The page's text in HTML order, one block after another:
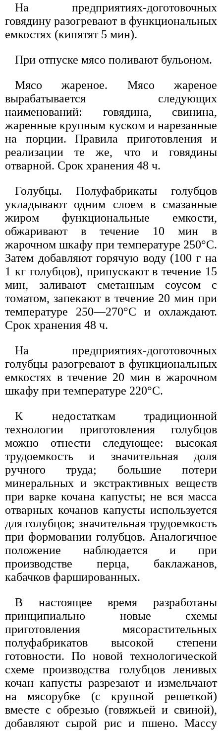
На предприятиях-доготовочных
говядину разогревают в функциональных
емкостях (кипятят 5 мин).
При отпуске мясо поливают бульоном.
Мясо жареное. Мясо жареное
вырабатывается следующих
наименований: говядина, свинина,
жаренные крупным куском и нарезанные
на порции. Правила приготовления и
реализации те же, что и говядины
отварной. Срок хранения 48 ч.
Голубцы. Полуфабрикаты голубцов
укладывают одним слоем в смазанные
жиром функциональные емкости,
обжаривают в течение 10 мин в
жарочном шкафу при температуре 250°С.
Затем добавляют горячую воду (100 г на
1 кг голубцов), припускают в течение 15
мин, заливают сметанным соусом с
томатом, запекают в течение 20 мин при
температуре 250—270°С и охлаждают.
Срок хранения 48 ч.
На предприятиях-доготовочных
голубцы разогревают в функциональных
емкостях в течение 20 мин в жарочном
шкафу при температуре 220°С.
К недостаткам традиционной
технологии приготовления голубцов
можно отнести следующее: высокая
трудоемкость и значительная доля
ручного труда; большие потери
минеральных и экстрактивных веществ
при варке кочана капусты; не вся масса
отварных кочанов капусты используется
для голубцов; значительная трудоемкость
при формовании голубцов. Аналогичное
положение наблюдается и при
производстве перца, баклажанов,
кабачков фаршированных.
В настоящее время разработаны
принципиально новые схемы
приготовления мясорастительных
полуфабрикатов высокой степени
готовности. По новой технологической
схеме производства голубцов ленивых
кочан капусты разрезают и измельчают
на мясорубке (с крупной решеткой)
вместе с обрезью (говяжьей и свиной),
добавляют сырой рис и пшено. Массу